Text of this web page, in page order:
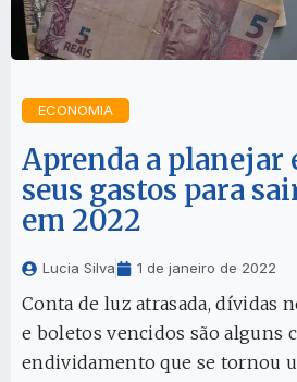
ECONOMIA
Aprenda a planejar
seus gastos para
em 2022
Lucia Silva 1 de janeiro de 2022
Conta de luz atrasada, dívidas
e boletos vencidos são alguns
endividamento que se tornou